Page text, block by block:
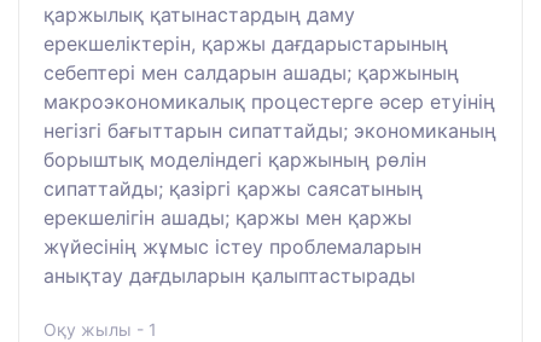
қаржылық қатынастардың даму
ерекшеліктерін, қаржы дағдарыстарының
себептері мен салдарын ашады; қаржының
макроэкономикалық процестерге әсер етуінің
негізгі бағыттарын сипаттайды; экономиканың
борыштық моделіндегі қаржының рөлін
сипаттайды; қазіргі қаржы саясатының
ерекшелігін ашады; қаржы мен қаржы
жүйесінің жұмыс істеу проблемаларын
анықтау дағдыларын қалыптастырады
Оқу жылы - 1